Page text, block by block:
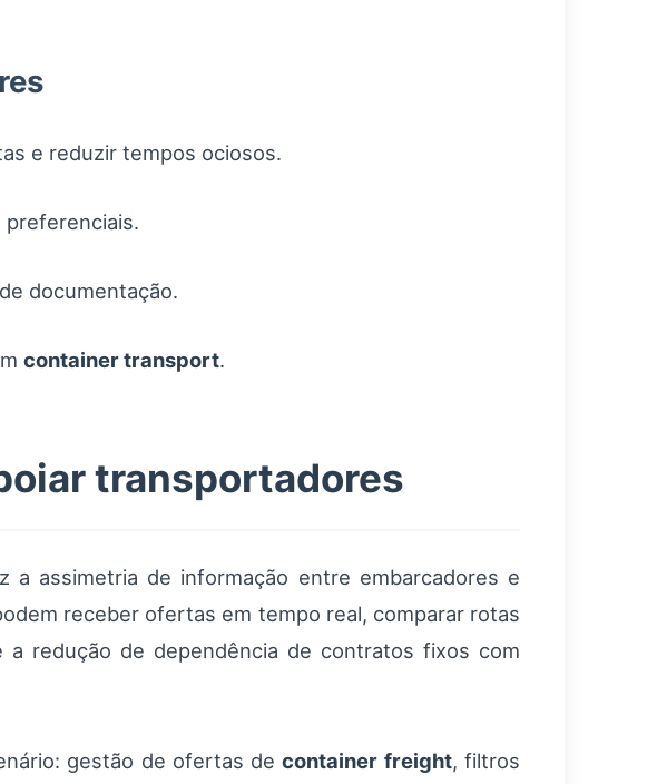
e reduzir tempos ociosos.
preferenciais.
documentação.
container transport.
transportadores
a assimetria de informação entre embarcadores e
receber ofertas em tempo real, comparar rotas
redução de dependência de contratos fixos com
gestão de ofertas decontainer freight, filtros